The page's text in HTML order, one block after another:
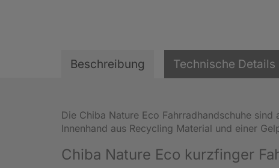
Beschreibung Technische Details
Die Chiba Nature Eco Fahrradhandschuhe
Innenhand aus Recycling Material und einer
Chiba Nature Eco kurzfinger